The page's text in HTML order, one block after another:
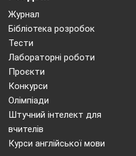
Журнал
Бібліотека розробок
Тести
Лабораторні роботи
Проєкти
Конкурси
Олімпіади
Штучний інтелект для
вчителів
Курси англійської мови